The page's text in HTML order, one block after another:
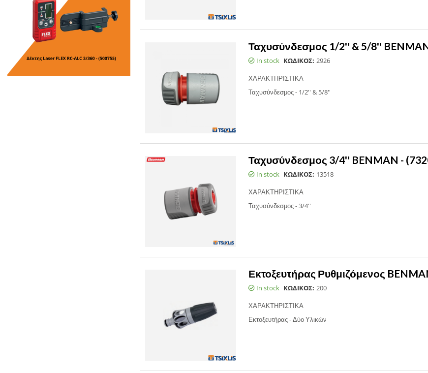
Ταχυσύνδεσμος 1/2'' & 5/8''
In stock ΚΩΔΙΚΟΣ: 2926
ΧΑΡΑΚΤΗΡΙΣΤΙΚΑ
Ταχυσύνδεσμος - 1/2'' & 5/8''
Ταχυσύνδεσμος 3/4'' BENMAN -
In stock ΚΩΔΙΚΟΣ: 13518
ΧΑΡΑΚΤΗΡΙΣΤΙΚΑ
Ταχυσύνδεσμος - 3/4''
Εκτοξευτήρας Ρυθμιζόμενος
In stock ΚΩΔΙΚΟΣ: 200
ΧΑΡΑΚΤΗΡΙΣΤΙΚΑ
Εκτοξευτήρας - Δύο Υλικών